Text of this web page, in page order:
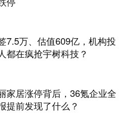
7.5万、估值609亿，机构投
都在疯抢宇树科技？
家居涨停背后，36氪企业全
提前发现了什么？